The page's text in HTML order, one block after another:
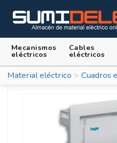
Mecanismos
eléctricos
Cables
eléctricos
Material eléctrico Cuadros